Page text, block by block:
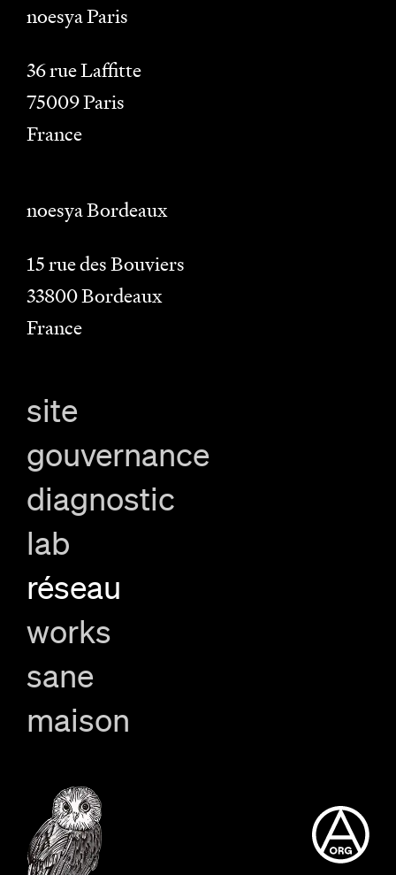
noesya Paris
36 rue Laffitte
75009Paris
France
noesya Bordeaux
15 rue des Bouviers
33800Bordeaux
France
site
gouvernance
diagnostic
lab
réseau
works
sane
maison